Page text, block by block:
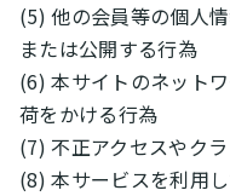
(5) 他の会員等の個人
または公開する行為
(6) 本サイトのネット
荷をかける行為
(7) 不正アクセスやク
(8) 本サービスを利用